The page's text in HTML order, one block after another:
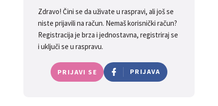
Zdravo! Čini se da uživate u raspravi, ali još se
niste prijavili na račun. Nemaš korisnički račun?
Registracija je brza i jednostavna, registriraj se
i uključi se u raspravu.
PRIJAVI SE PRIJAVA